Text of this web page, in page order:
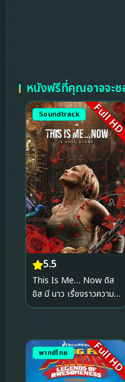
หนังฟรีที่คุณอาจจะช
Soundtrack Full
5.5
This Is Me… Now ดิส
อิส มี นาว เรื่องราวความ
รัก (2024)
พากย์ไทย Full